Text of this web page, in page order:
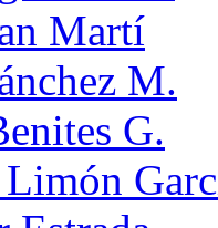
Martí
M.
G.